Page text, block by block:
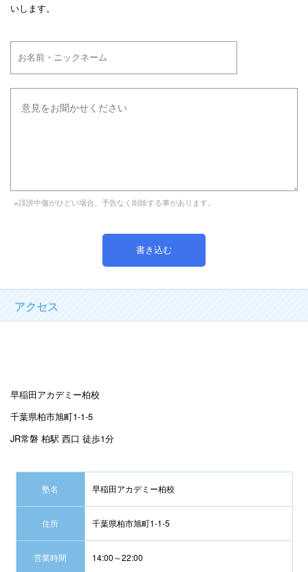
いします。
※誹謗中傷がひどい場合、予告なく削除する事があります。
アクセス
早稲田アカデミー柏校
千葉県柏市旭町1-1-5
JR常磐 柏駅 西口 徒歩1分
塾名 早稲田アカデミー柏校
住所 千葉県柏市旭町1-1-5
営業時間 14:00～22:00